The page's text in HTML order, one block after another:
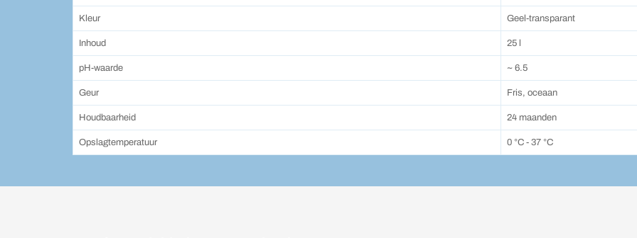
Kleur Geel-transparant
Inhoud 25 l
pH-waarde ~ 6.5
Geur Fris, oceaan
Houdbaarheid 24 maanden
Opslagtemperatuur 0 °C - 37 °C